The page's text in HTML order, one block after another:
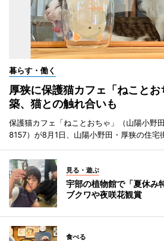
暮らす・働く
厚狭に保護猫カフェ「ねこと
築、猫との触れ合いも
保護猫カフェ「ねことおちゃ」（山陽小野
8157）が8月1日、山陽小野田・厚狭の住宅
見る・遊ぶ
宇部の植物館で「夏休
ブクワや夜咲花観賞
食べる